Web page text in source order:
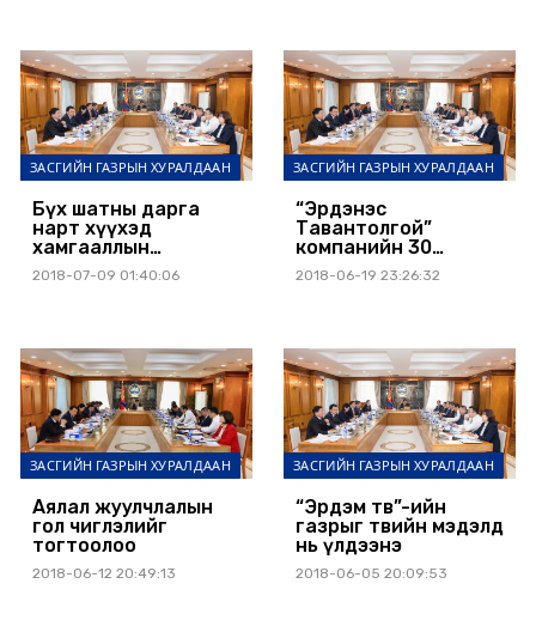
ЗАСГИЙН ГАЗРЫН ХУРАЛДААН
Бүх шатны дарга
нарт хүүхэд
хамгааллын
бодлогоо
сайжруулах албан
2018-07-09 01:40:06
ЗАСГИЙН ГАЗРЫН ХУРАЛДААН
“Эрдэнэс
Тавантолгой”
компанийн 30
хүртэлх хувийг
биржээр
2018-06-19 23:26:32
ЗАСГИЙН ГАЗРЫН ХУРАЛДААН
Аялал жуулчлалын
гол чиглэлийг
тогтоолоо
2018-06-12 20:49:13
ЗАСГИЙН ГАЗРЫН ХУРАЛДААН
“Эрдэм төв”-ийн
газрыг төвийн мэдэлд
нь үлдээнэ
2018-06-05 20:09:53